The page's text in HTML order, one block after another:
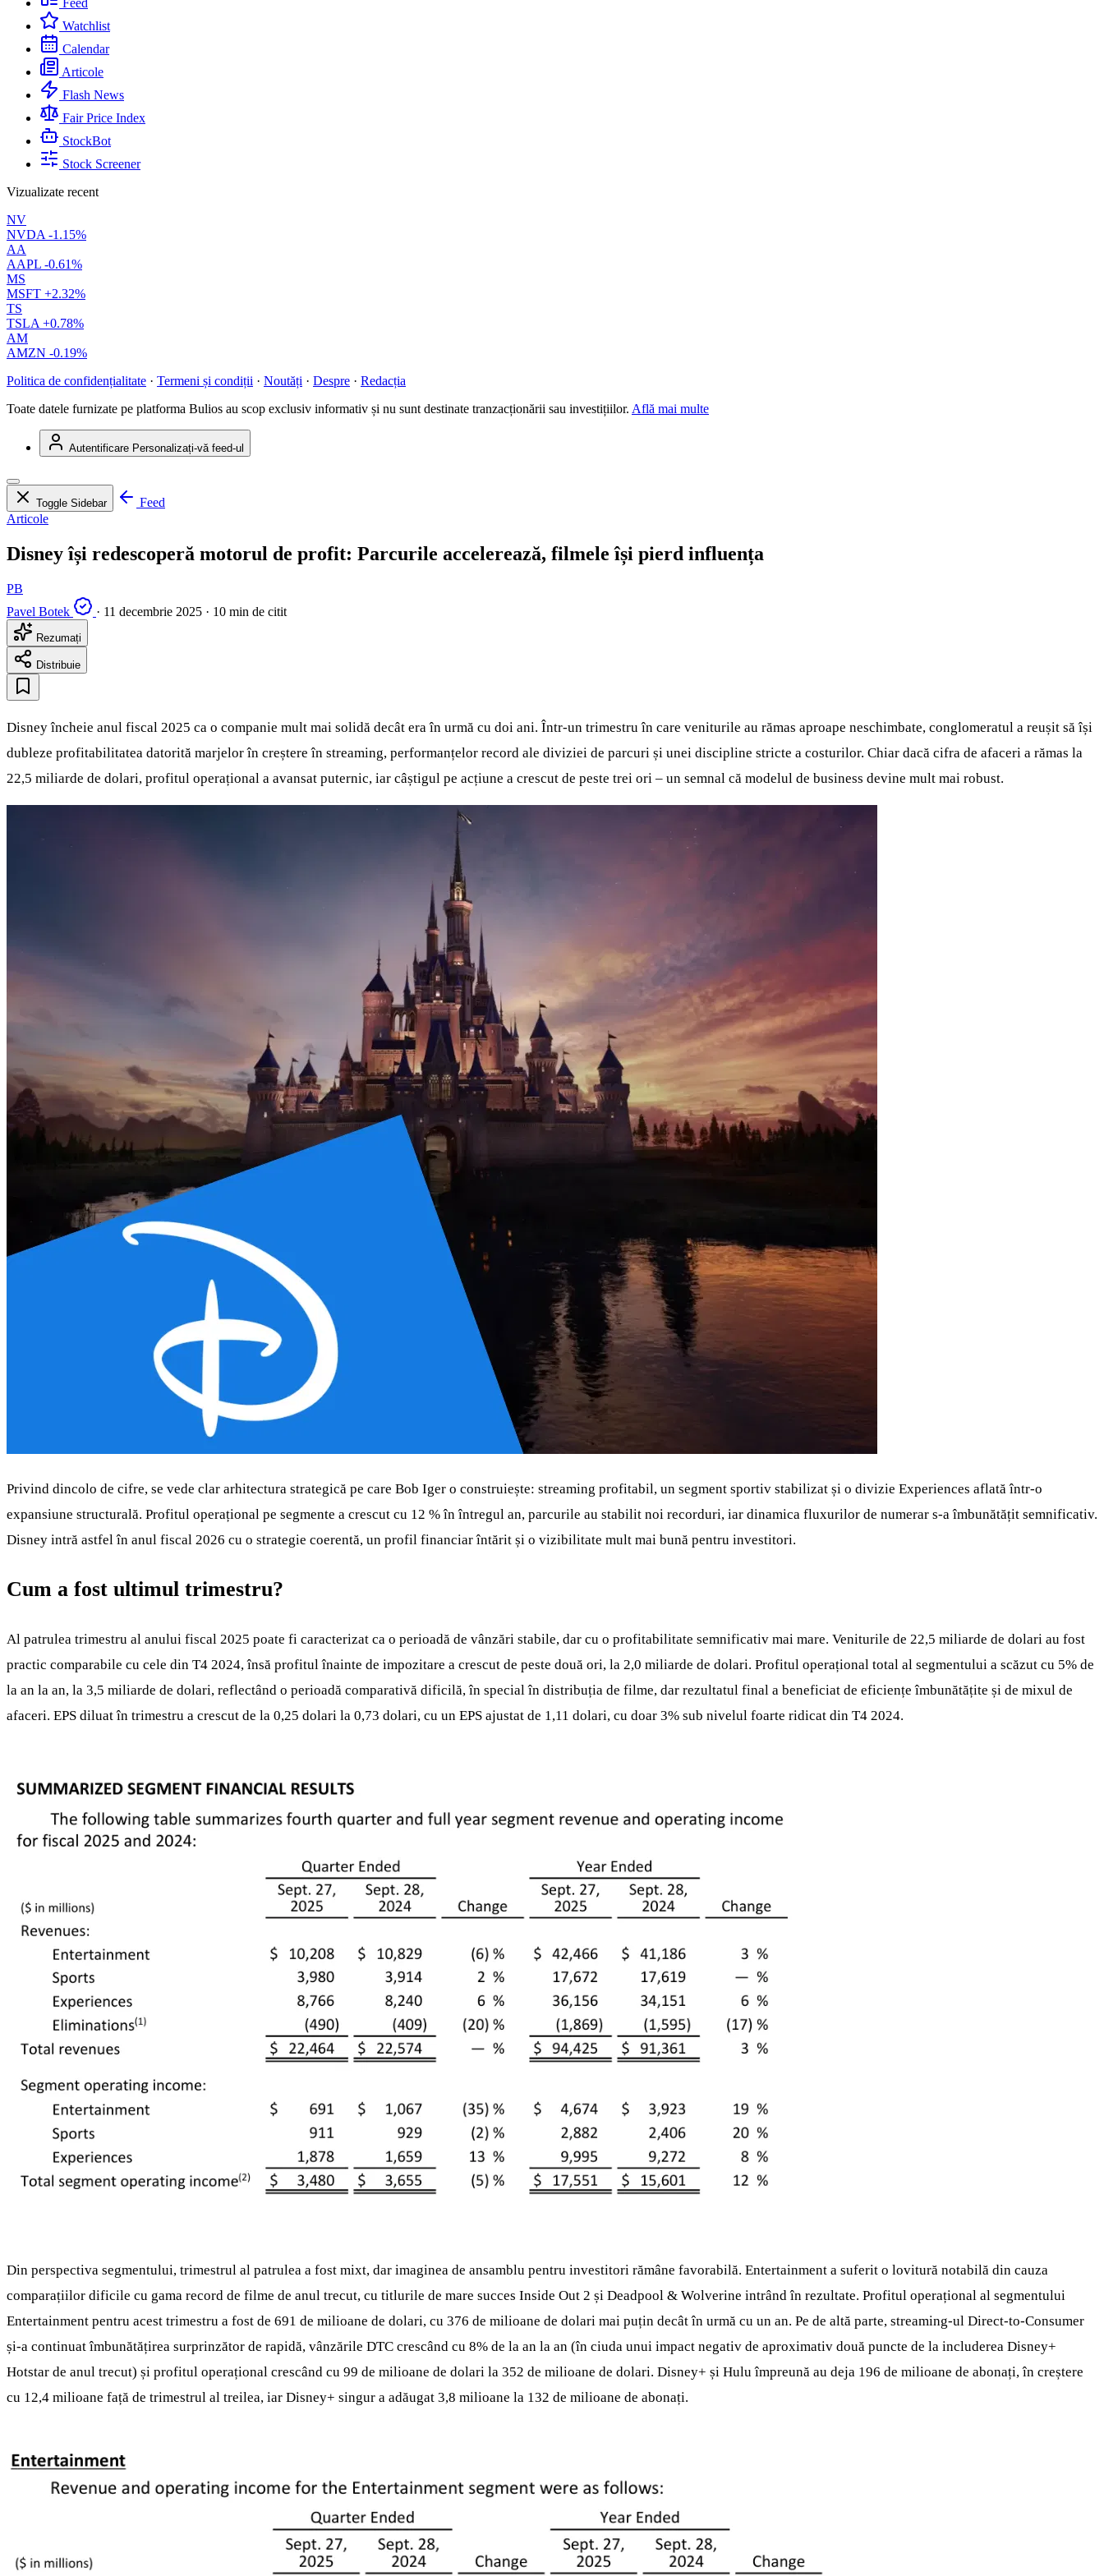
Feed
Watchlist
Calendar
Articole
Flash News
Fair Price Index
StockBot
Stock Screener
Vizualizate recent
NV
NVDA -1.15%
AA
AAPL -0.61%
MS
MSFT +2.32%
TS
TSLA +0.78%
AM
AMZN -0.19%
Politica de confidențialitate · Termeni și condiții · Noutăți · Despre · Redacția
Toate datele furnizate pe platforma Bulios au scop exclusiv informativ și nu sunt destinate tranzacționării sau investițiilor. Află mai multe
Autentificare Personalizați-vă feed-ul
Toggle Sidebar
Feed
Articole
Disney își redescoperă motorul de profit: Parcurile accelerează, filmele își pierd influența
PB
Pavel Botek
· 11 decembrie 2025 · 10 min de citit
Rezumați
Distribuie
Disney încheie anul fiscal 2025 ca o companie mult mai solidă decât era în urmă cu doi ani. Într-un trimestru în care veniturile au rămas aproape neschimbate, conglomeratul a reușit să își
dubleze profitabilitatea datorită marjelor în creștere în streaming, performanțelor record ale diviziei de parcuri și unei discipline stricte a costurilor. Chiar dacă cifra de afaceri a rămas la
22,5 miliarde de dolari, profitul operațional a avansat puternic, iar câștigul pe acțiune a crescut de peste trei ori – un semnal că modelul de business devine mult mai robust.
Privind dincolo de cifre, se vede clar arhitectura strategică pe care Bob Iger o construiește: streaming profitabil, un segment sportiv stabilizat și o divizie Experiences aflată într-o
expansiune structurală. Profitul operațional pe segmente a crescut cu 12 % în întregul an, parcurile au stabilit noi recorduri, iar dinamica fluxurilor de numerar s-a îmbunătățit semnificativ.
Disney intră astfel în anul fiscal 2026 cu o strategie coerentă, un profil financiar întărit și o vizibilitate mult mai bună pentru investitori.
Cum a fost ultimul trimestru?
Al patrulea trimestru al anului fiscal 2025 poate fi caracterizat ca o perioadă de vânzări stabile, dar cu o profitabilitate semnificativ mai mare. Veniturile de 22,5 miliarde de dolari au fost
practic comparabile cu cele din T4 2024, însă profitul înainte de impozitare a crescut de peste două ori, la 2,0 miliarde de dolari. Profitul operațional total al segmentului a scăzut cu 5% de
la an la an, la 3,5 miliarde de dolari, reflectând o perioadă comparativă dificilă, în special în distribuția de filme, dar rezultatul final a beneficiat de eficiențe îmbunătățite și de mixul de
afaceri. EPS diluat în trimestru a crescut de la 0,25 dolari la 0,73 dolari, cu un EPS ajustat de 1,11 dolari, cu doar 3% sub nivelul foarte ridicat din T4 2024.
Din perspectiva segmentului, trimestrul al patrulea a fost mixt, dar imaginea de ansamblu pentru investitori rămâne favorabilă. Entertainment a suferit o lovitură notabilă din cauza
comparațiilor dificile cu gama record de filme de anul trecut, cu titlurile de mare succes Inside Out 2 și Deadpool & Wolverine intrând în rezultate. Profitul operațional al segmentului
Entertainment pentru acest trimestru a fost de 691 de milioane de dolari, cu 376 de milioane de dolari mai puțin decât în urmă cu un an. Pe de altă parte, streaming-ul Direct-to-Consumer
și-a continuat îmbunătățirea surprinzător de rapidă, vânzările DTC crescând cu 8% de la an la an (în ciuda unui impact negativ de aproximativ două puncte de la includerea Disney+
Hotstar de anul trecut) și profitul operațional crescând cu 99 de milioane de dolari la 352 de milioane de dolari. Disney+ și Hulu împreună au deja 196 de milioane de abonați, în creștere
cu 12,4 milioane față de trimestrul al treilea, iar Disney+ singur a adăugat 3,8 milioane la 132 de milioane de abonați.